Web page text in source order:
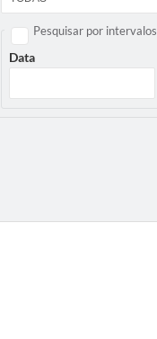
Pesquisar por intervalos
Data